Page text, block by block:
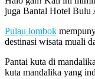
juga Bantal Hotel Bulu
Pulau lombok
destinasi wisata muali
Pantai kuta di
kuta mandalika yang